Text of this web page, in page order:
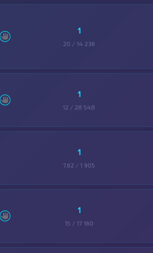
1
20 / 14 236
1
12 / 28 548
1
7,62 / 1 905
1
15 / 17 160